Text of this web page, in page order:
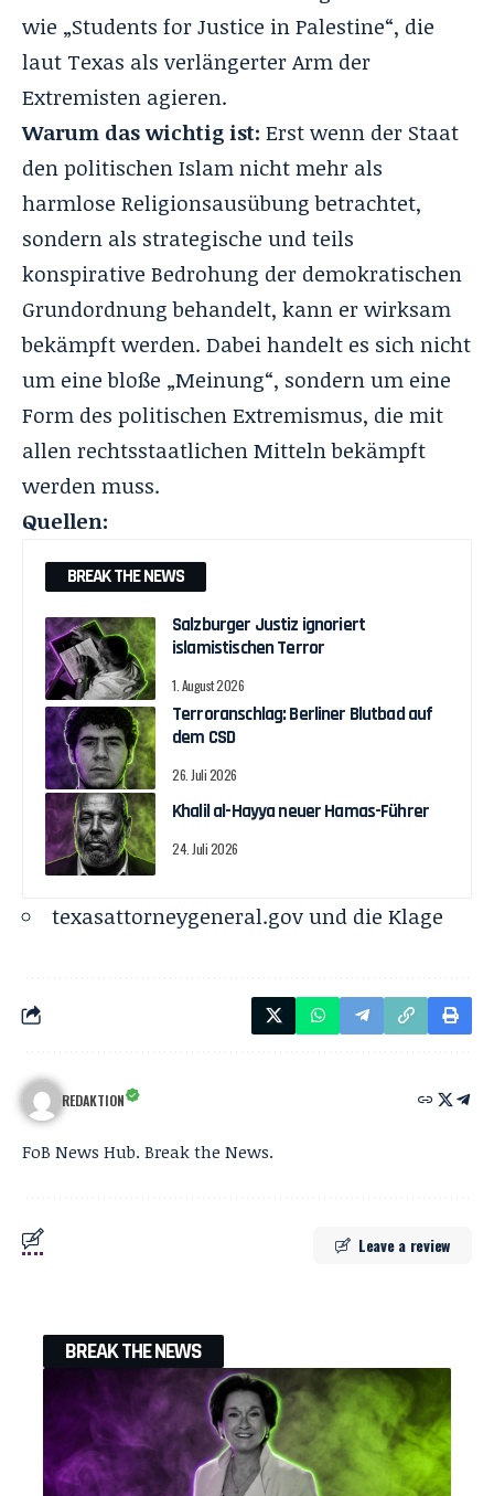
wie „Students for Justice in Palestine“, die
laut Texas als verlängerter Arm der
Extremisten agieren.
Warum das wichtig ist: Erst wenn der Staat
den politischen Islam nicht mehr als
harmlose Religionsausübung betrachtet,
sondern als strategische und teils
konspirative Bedrohung der demokratischen
Grundordnung behandelt, kann er wirksam
bekämpft werden. Dabei handelt es sich nicht
um eine bloße „Meinung“, sondern um eine
Form des politischen Extremismus, die mit
allen rechtsstaatlichen Mitteln bekämpft
werden muss.
Quellen:
BREAK THE NEWS
Salzburger Justiz ignoriert
islamistischen Terror
1. August 2026
Terroranschlag: Berliner Blutbad auf
dem CSD
26. Juli 2026
Khalil al-Hayya neuer Hamas-Führer
24. Juli 2026
texasattorneygeneral.govund die Klage
REDAKTION
FoB News Hub. Break the News.
Leave a review
BREAK THE NEWS